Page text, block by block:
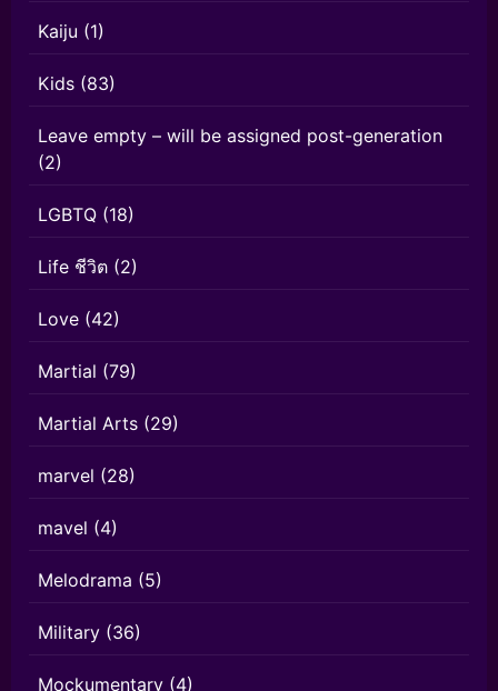
Kaiju (1)
Kids (83)
Leave empty – will be assigned post-generation
(2)
LGBTQ (18)
Life ชีวิต (2)
Love (42)
Martial (79)
Martial Arts (29)
marvel (28)
mavel (4)
Melodrama (5)
Military (36)
Mockumentary (4)